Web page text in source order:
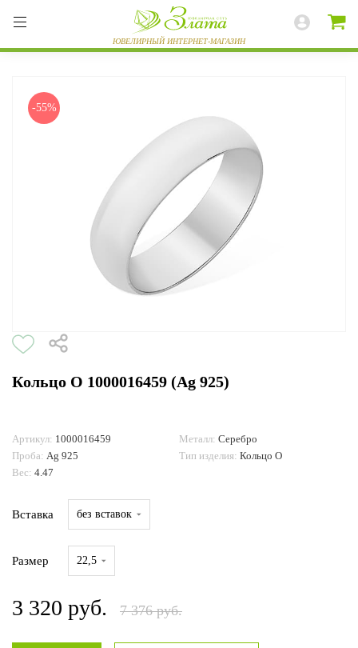
ВЕСЬ КАТАЛОГ
РАЗНОЕ
ДОСТАВКА И ОПЛАТА
-55%
Кольцо О 1000016459 (Ag 925)
Артикул: 1000016459 Металл: Серебро
Проба: Ag 925 Тип изделия: Кольцо О
Вес: 4.47
Вставка без вставок
Размер 22,5
3 320 руб. 7 376 руб.